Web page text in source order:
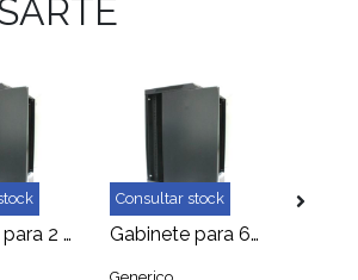
Gabinete para 2 Baterias Litio 45CM
Consultar stock
Gabinete para 6 Baterias Litio